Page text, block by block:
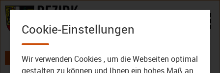
Zum Inhalt
AKTUELLES ALLE VIDEOS
Cookie-Einstellungen
Wir verwenden Cookies , um die Webseiten optimal
gestalten zu können und Ihnen ein hohes Maß an